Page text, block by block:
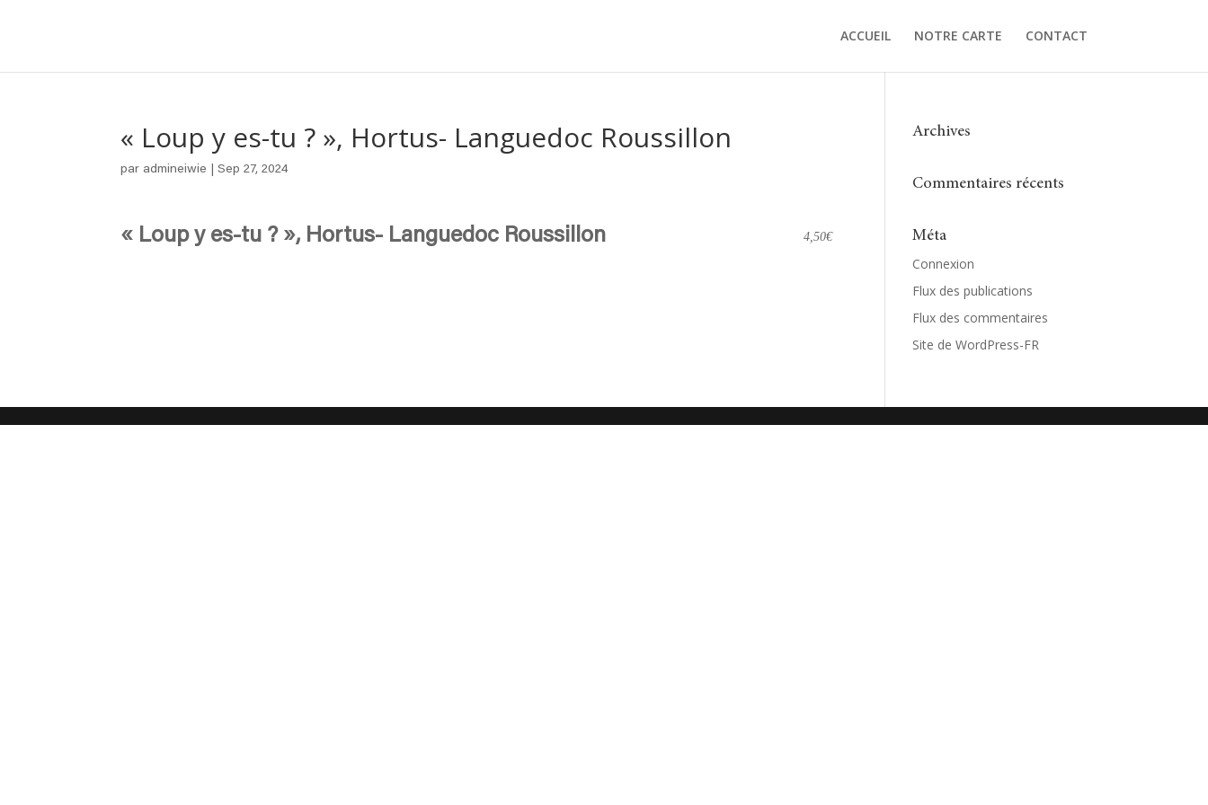
ACCUEIL NOTRE CARTE CONTACT
« Loup y es-tu ? », Hortus- Languedoc Roussillon
par admineiwie |Sep 27, 2024
« Loup y es-tu ? », Hortus- Languedoc Roussillon 4,50€
Archives
Commentaires récents
Méta
Connexion
Flux des publications
Flux des commentaires
Site de WordPress-FR